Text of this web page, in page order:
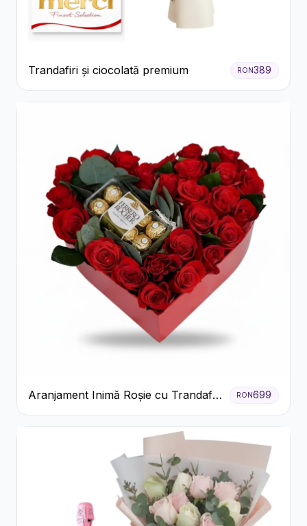
Trandafiri și ciocolată premium RON389
Aranjament Inimă Roșie cu Trandafiri
și Ferrero Rocher Premium
RON699